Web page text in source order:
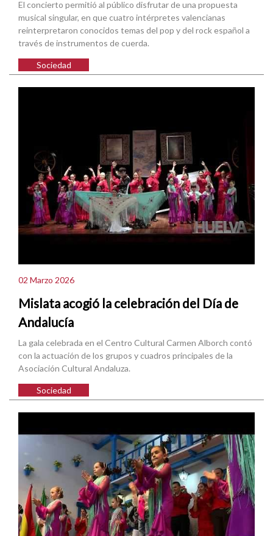
El concierto permitió al público disfrutar de una propuesta
musical singular, en que cuatro intérpretes valencianas
reinterpretaron conocidos temas del pop y del rock español a
través de instrumentos de cuerda.
Sociedad
02 Marzo 2026
Mislata acogió la celebración del Día de
Andalucía
La gala celebrada en el Centro Cultural Carmen Alborch contó
con la actuación de los grupos y cuadros principales de la
Asociación Cultural Andaluza.
Sociedad